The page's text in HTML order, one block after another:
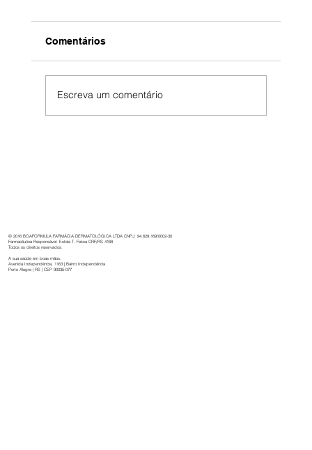
Comentários
Escreva um comentário
© 2016 BOAFORMULA FARMÁCIA DERMATOLÓGICA LTDA CNPJ: 94.629.169/0002-30
Farmacêutica Responsável: Estela T. Feksa CRF/RS 4168
Todos os direitos reservados.
A sua saúde em boas mãos.
Avenida Independência, 1163 | Bairro Independência
Porto Alegre | RS | CEP 90035-077